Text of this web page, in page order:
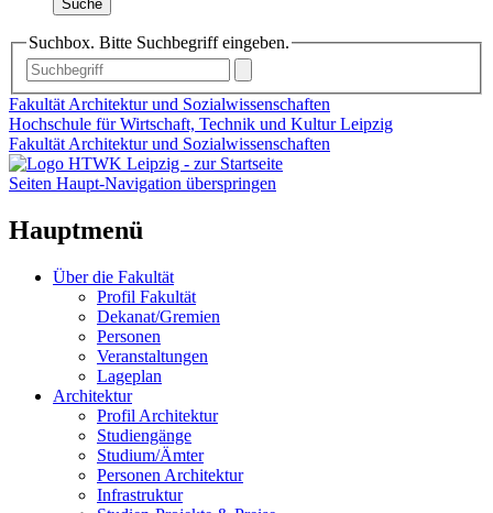
Suche
Suchbox. Bitte Suchbegriff eingeben.
Fakultät Architektur und Sozialwissenschaften
Hochschule für Wirtschaft, Technik und Kultur Leipzig
Fakultät Architektur und Sozialwissenschaften
Seiten Haupt-Navigation überspringen
Hauptmenü
Über die Fakultät
Profil Fakultät
Dekanat/Gremien
Personen
Veranstaltungen
Lageplan
Architektur
Profil Architektur
Studiengänge
Studium/Ämter
Personen Architektur
Infrastruktur